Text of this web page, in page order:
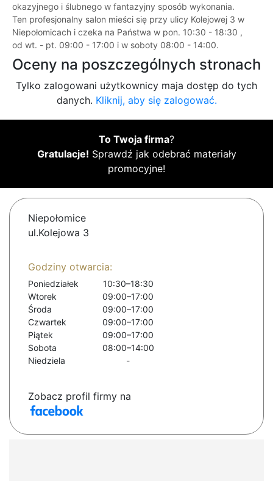
okazyjnego i ślubnego w fantazyjny sposób wykonania.
Ten profesjonalny salon mieści się przy ulicy Kolejowej 3 w
Niepołomicach i czeka na Państwa w pon. 10:30 - 18:30 ,
od wt. - pt. 09:00 - 17:00 i w soboty 08:00 - 14:00.
Oceny na poszczególnych stronach
Tylko zalogowani użytkownicy maja dostęp do tych
danych. Kliknij, aby się zalogować.
To Twoja firma?
Gratulacje! Sprawdź jak odebrać materiały
promocyjne!
Niepołomice
ul.Kolejowa 3
Godziny otwarcia:
Poniedziałek
10:30–18:30
Wtorek
09:00–17:00
Środa
09:00–17:00
Czwartek
09:00–17:00
Piątek
09:00–17:00
Sobota
08:00–14:00
Niedziela
-
Zobacz profil firmy na